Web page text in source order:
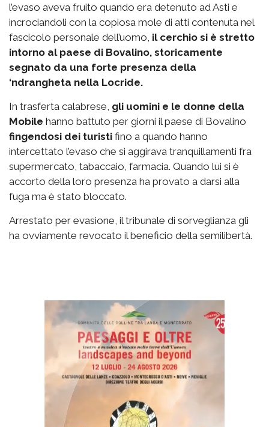
l’evaso aveva fruito quando era detenuto ad Asti e
incrociandoli con la copiosa mole di atti contenuta nel
fascicolo personale dell’uomo, il cerchio si è stretto
intorno al paese di Bovalino, storicamente
segnato da una forte presenza della
‘ndrangheta nella Locride.
In trasferta calabrese, gli uomini e le donne della
Mobile hanno battuto per giorni il paese di Bovalino
fingendosi dei turisti fino a quando hanno
intercettato l’evaso che si aggirava tranquillamenti fra
supermercato, tabaccaio, farmacia. Quando lui si è
accorto della loro presenza ha provato a darsi alla
fuga ma è stato bloccato.
Arrestato per evasione, il tribunale di sorveglianza gli
ha ovviamente revocato il beneficio della semilibertà.